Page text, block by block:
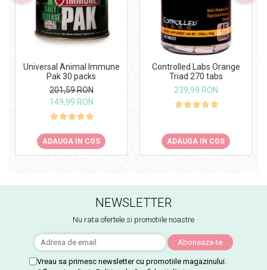
Universal Animal Immune
Pak 30 packs
201,59 RON
149,99 RON
ADAUGA IN COS
Controlled Labs Orange
Triad 270 tabs
239,99 RON
ADAUGA IN COS
NEWSLETTER
Nu rata ofertele si promotiile noastre
Vreau sa primesc newsletter cu promotiile magazinului.